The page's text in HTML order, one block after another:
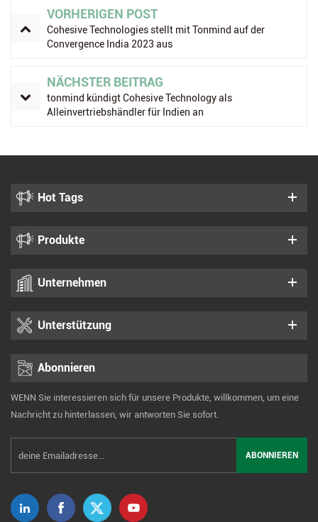
VORHERIGEN POST
Cohesive Technologies stellt mit Tonmind auf der
Convergence India 2023 aus
NÄCHSTER BEITRAG
tonmind kündigt Cohesive Technology als
Alleinvertriebshändler für Indien an
Hot Tags
Produkte
Unternehmen
Unterstützung
Abonnieren
WENN Sie interessieren sich für unsere Produkte, willkommen, um eine
Nachricht zu hinterlassen, wir antworten Sie sofort.